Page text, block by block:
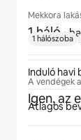
Mekkora
1 háló ·
A vendégek
Igen, az
1 hálószoba
Induló havi
Átlagos